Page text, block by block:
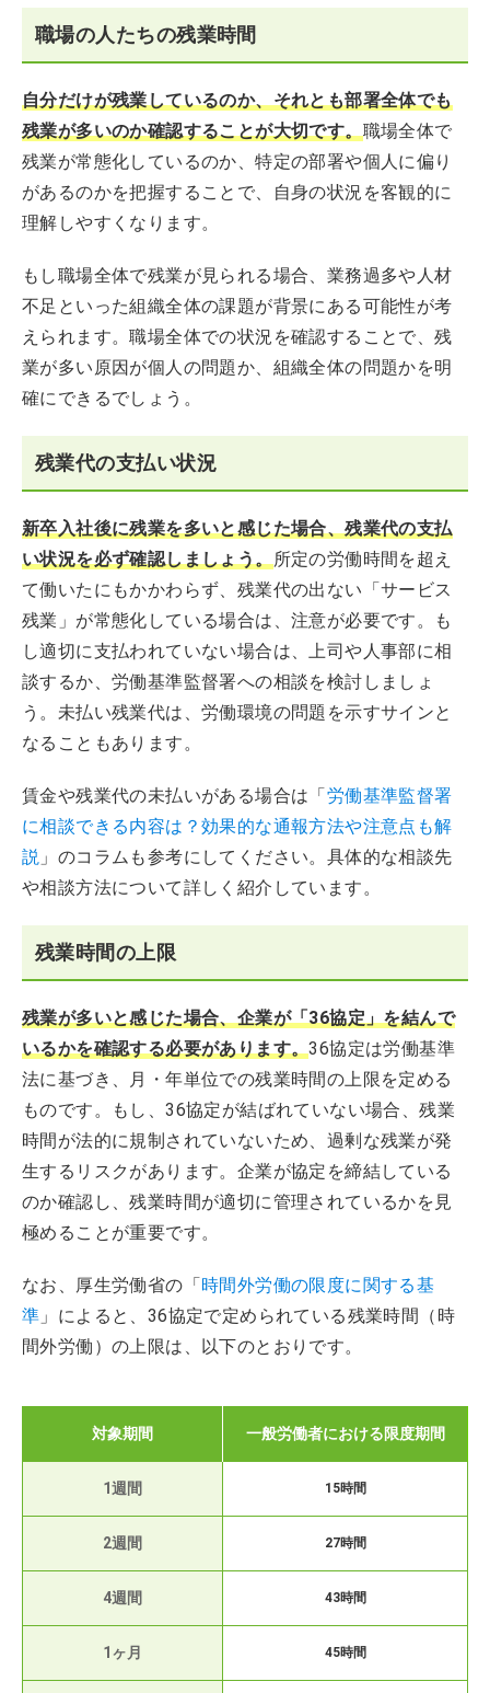
職場の人たちの残業時間
自分だけが残業しているのか、それとも部署全体でも
残業が多いのか確認することが大切です。職場全体で
残業が常態化しているのか、特定の部署や個人に偏り
があるのかを把握することで、自身の状況を客観的に
理解しやすくなります。
もし職場全体で残業が見られる場合、業務過多や人材
不足といった組織全体の課題が背景にある可能性が考
えられます。職場全体での状況を確認することで、残
業が多い原因が個人の問題か、組織全体の問題かを明
確にできるでしょう。
残業代の支払い状況
新卒入社後に残業を多いと感じた場合、残業代の支払
い状況を必ず確認しましょう。所定の労働時間を超え
て働いたにもかかわらず、残業代の出ない「サービス
残業」が常態化している場合は、注意が必要です。も
し適切に支払われていない場合は、上司や人事部に相
談するか、労働基準監督署への相談を検討しましょ
う。未払い残業代は、労働環境の問題を示すサインと
なることもあります。
賃金や残業代の未払いがある場合は「労働基準監督署
に相談できる内容は？効果的な通報方法や注意点も解
説 」のコラムも参考にしてください。具体的な相談先
や相談方法について詳しく紹介しています。
残業時間の上限
残業が多いと感じた場合、企業が「36協定」を結んで
いるかを確認する必要があります。36協定は労働基準
法に基づき、月・年単位での残業時間の上限を定める
ものです。もし、36協定が結ばれていない場合、残業
時間が法的に規制されていないため、過剰な残業が発
生するリスクがあります。企業が協定を締結している
のか確認し、残業時間が適切に管理されているかを見
極めることが重要です。
なお、厚生労働省の「時間外労働の限度に関する基
準 」によると、36協定で定められている残業時間（時
間外労働）の上限は、以下のとおりです。
対象期間 一般労働者における限度期間
1週間 15時間
2週間 27時間
4週間 43時間
1ヶ月 45時間